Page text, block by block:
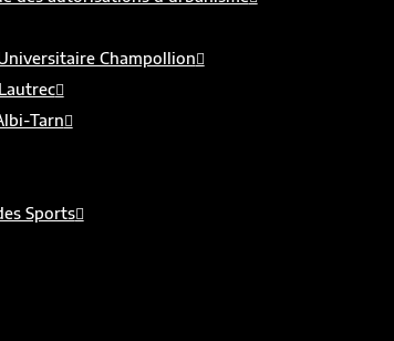
Champollion
Tarn
Sports